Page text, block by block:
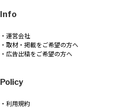
Info
・運営会社
・取材・掲載をご希望の方へ
・広告出稿をご希望の方へ
Policy
・利用規約